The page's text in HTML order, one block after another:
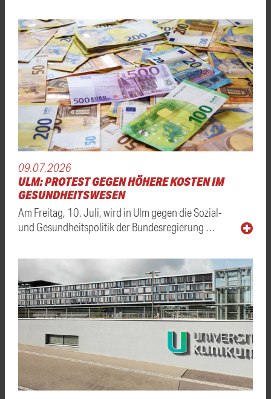
09.07.2026
ULM: PROTEST GEGEN HÖHERE KOSTEN IM
GESUNDHEITSWESEN
Am Freitag, 10. Juli, wird in Ulm gegen die Sozial-
und Gesundheitspolitik der Bundesregierung …